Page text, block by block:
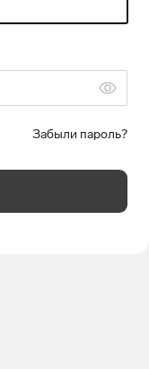
Забыли пароль?